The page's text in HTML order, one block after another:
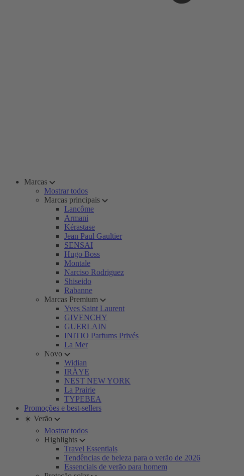
Marcas
Mostrar todos
Marcas principais
Lancôme
Armani
Kérastase
Jean Paul Gaultier
SENSAI
Hugo Boss
Montale
Narciso Rodriguez
Shiseido
Rabanne
Marcas Premium
Yves Saint Laurent
GIVENCHY
GUERLAIN
INITIO Parfums Privés
La Mer
Novo
Widian
IRÄYE
NEST NEW YORK
La Prairie
TYPEBEA
Promoções e best-sellers
☀️ Verão
Mostrar todos
Highlights
Travel Essentials
Tendências de beleza para o verão de 2026
Essenciais de verão para homem